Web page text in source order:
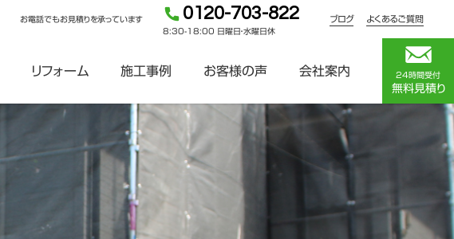
お電話でもお見積りを承っています 0120-703-822
8:30-18:00 日曜日・水曜日休
ブログ よくあるご質問
リフォーム 施工事例 お客様の声 会社案内 24時間受付
無料見積り